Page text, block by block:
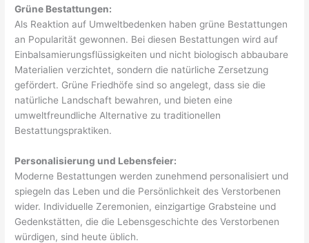
Grüne Bestattungen:
Als Reaktion auf Umweltbedenken haben grüne Bestattungen
an Popularität gewonnen. Bei diesen Bestattungen wird auf
Einbalsamierungsflüssigkeiten und nicht biologisch abbaubare
Materialien verzichtet, sondern die natürliche Zersetzung
gefördert. Grüne Friedhöfe sind so angelegt, dass sie die
natürliche Landschaft bewahren, und bieten eine
umweltfreundliche Alternative zu traditionellen
Bestattungspraktiken.
Personalisierung und Lebensfeier:
Moderne Bestattungen werden zunehmend personalisiert und
spiegeln das Leben und die Persönlichkeit des Verstorbenen
wider. Individuelle Zeremonien, einzigartige Grabsteine ​​und
Gedenkstätten, die die Lebensgeschichte des Verstorbenen
würdigen, sind heute üblich.